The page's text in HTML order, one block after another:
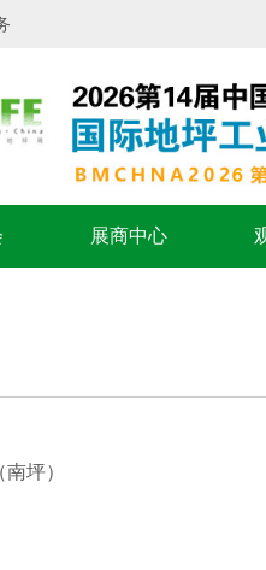
展商中心
坪）